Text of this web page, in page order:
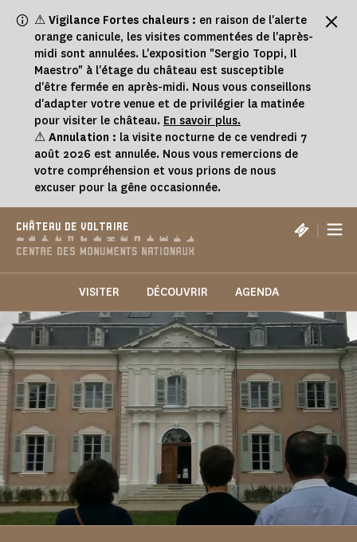
⚠ Vigilance Fortes chaleurs : en raison de l'alerte
orange canicule, les visites commentées de l'après-
midi sont annulées. L'exposition "Sergio Toppi, Il
Maestro" à l'étage du château est susceptible
d'être fermée en après-midi. Nous vous conseillons
d'adapter votre venue et de privilégier la matinée
pour visiter le château. En savoir plus.
⚠ Annulation : la visite nocturne de ce vendredi 7
août 2026 est annulée. Nous vous remercions de
votre compréhension et vous prions de nous
excuser pour la gêne occasionnée.
CHÂTEAU DE VOLTAIRE |
VISITER DÉCOUVRIR AGENDA